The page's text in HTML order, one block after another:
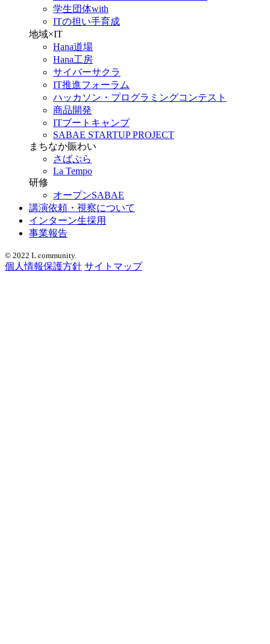
学生団体with
ITの担い手育成
地域×IT
Hana道場
Hana工房
サイバーサクラ
IT推進フォーラム
ハッカソン・プログラミングコンテスト
商品開発
ITブートキャンプ
SABAE STARTUP PROJECT
まちなか賑わい
さばぷら
La Tempo
研修
オープンSABAE
講演依頼・視察について
インターン生採用
事業報告
© 2022 L community.
個人情報保護方針 サイトマップ